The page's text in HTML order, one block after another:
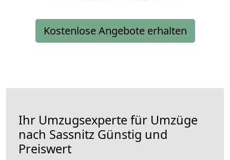
Kostenlose Angebote erhalten
Ihr Umzugsexperte für Umzüge
nach Sassnitz Günstig und
Preiswert